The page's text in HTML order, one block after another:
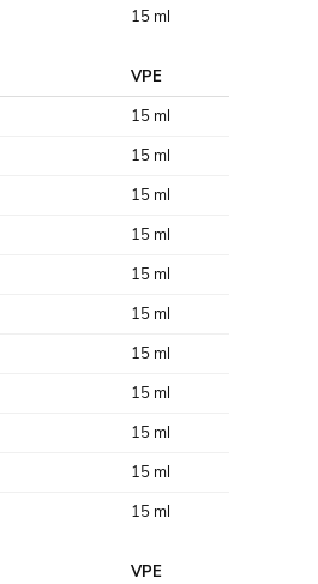
15 ml
VPE
15 ml
15 ml
15 ml
15 ml
15 ml
15 ml
15 ml
15 ml
15 ml
15 ml
15 ml
VPE